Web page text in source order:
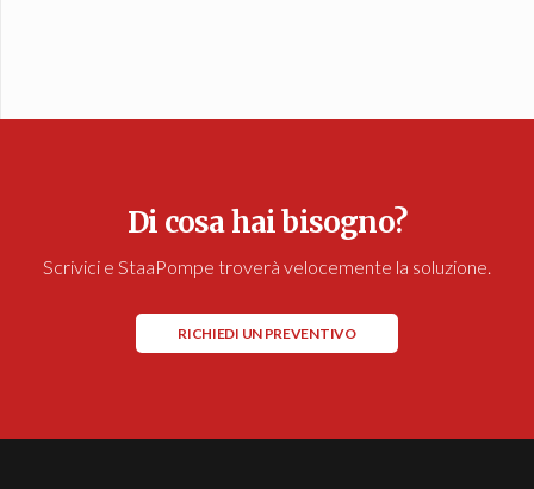
Di cosa hai bisogno?
Scrivici e StaaPompe troverà velocemente la soluzione.
RICHIEDI UN PREVENTIVO